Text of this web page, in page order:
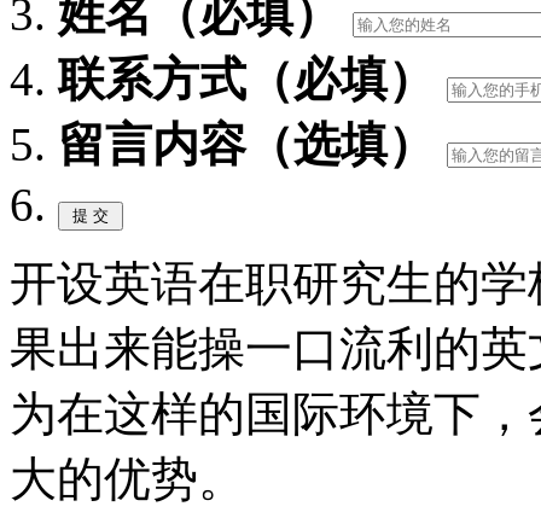
姓名（必填）
联系方式（必填）
留言内容（选填）
开设英语在职研究生的
果出来能操一口流利的
为在这样的国际环境下
大的优势。